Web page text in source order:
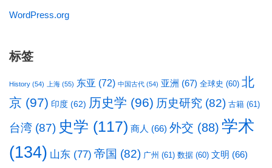
WordPress.org
标签
History (54) 上海 (55) 东亚 (72) 中国古代 (54) 亚洲 (67) 全球史 (60) 北
京 (97) 印度 (62) 历史学 (96) 历史研究 (82) 古籍 (61)
台湾 (87) 史学 (117) 商人 (66) 外交 (88) 学术
(134) 山东 (77) 帝国 (82) 广州 (61) 数据 (60) 文明 (66)